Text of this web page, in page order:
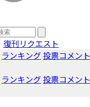
復刊リクエスト
ランキング投票コメント
ランキング投票コメント